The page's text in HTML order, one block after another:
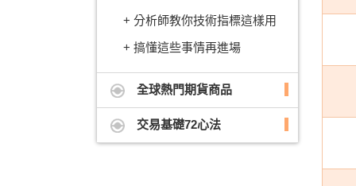
分析師教你技術指標這樣用
搞懂這些事情再進場
全球熱門期貨商品
交易基礎72心法